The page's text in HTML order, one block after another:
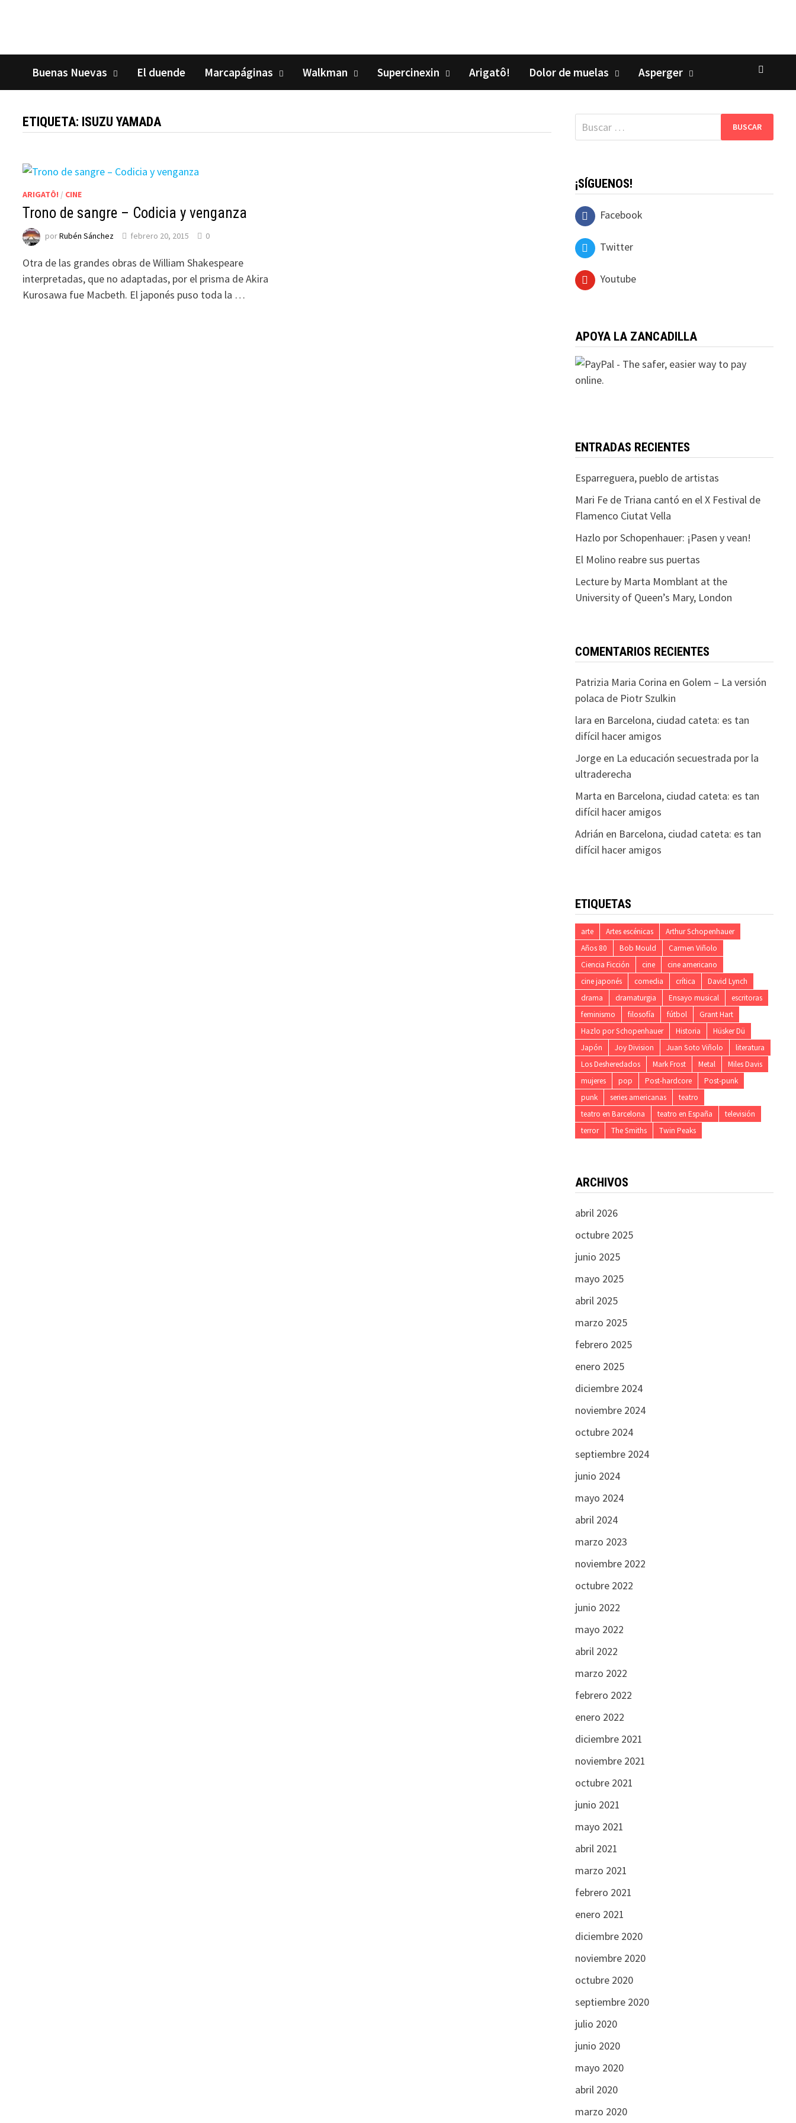
Buenas Nuevas El duende Marcapáginas Walkman Supercinexin Arigatô! Dolor de muelas Asperger
ETIQUETA: ISUZU YAMADA
ARIGATÔ! / CINE
Trono de sangre – Codicia y venganza
porRubén Sánchez febrero 20, 2015 0
Otra de las grandes obras de William Shakespeare
interpretadas, que no adaptadas, por el prisma de Akira
Kurosawa fue Macbeth. El japonés puso toda la …
Buscar:
¡SÍGUENOS!
Facebook
Twitter
Youtube
APOYA LA ZANCADILLA
ENTRADAS RECIENTES
Esparreguera, pueblo de artistas
Mari Fe de Triana cantó en el X Festival de
Flamenco Ciutat Vella
Hazlo por Schopenhauer: ¡Pasen y vean!
El Molino reabre sus puertas
Lecture by Marta Momblant at the
University of Queen’s Mary, London
COMENTARIOS RECIENTES
Patrizia Maria Corina en Golem – La versión
polaca de Piotr Szulkin
lara en Barcelona, ciudad cateta: es tan
difícil hacer amigos
Jorgeen La educación secuestrada por la
ultraderecha
Marta en Barcelona, ciudad cateta: es tan
difícil hacer amigos
Adrián en Barcelona, ciudad cateta: es tan
difícil hacer amigos
ETIQUETAS
arte Artes escénicas
Arthur Schopenhauer
Años 80
Bob Mould
Carmen Viñolo
Ciencia Ficción
cine
cine americano
cine japonés
comedia crítica
David Lynch
drama
dramaturgia Ensayo musical
escritoras
feminismo
filosofía fútbol
Grant Hart
Hazlo por Schopenhauer
Historia
Hüsker Dü
Japón
Joy Division Juan Soto Viñolo
literatura
Los Desheredados
Mark Frost Metal
Miles Davis
mujeres
pop Post-hardcore
Post-punk
punk
series americanas
teatro
teatro en Barcelona
teatro en España
televisión
terror
The Smiths Twin Peaks
ARCHIVOS
abril 2026
octubre 2025
junio 2025
mayo 2025
abril 2025
marzo 2025
febrero 2025
enero 2025
diciembre 2024
noviembre 2024
octubre 2024
septiembre 2024
junio 2024
mayo 2024
abril 2024
marzo 2023
noviembre 2022
octubre 2022
junio 2022
mayo 2022
abril 2022
marzo 2022
febrero 2022
enero 2022
diciembre 2021
noviembre 2021
octubre 2021
junio 2021
mayo 2021
abril 2021
marzo 2021
febrero 2021
enero 2021
diciembre 2020
noviembre 2020
octubre 2020
septiembre 2020
julio 2020
junio 2020
mayo 2020
abril 2020
marzo 2020